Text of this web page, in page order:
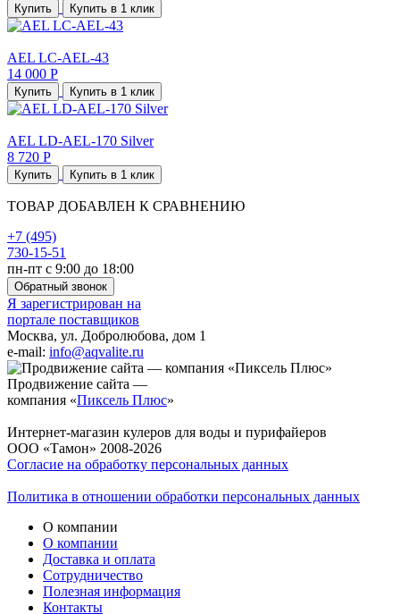
Купить Купить в 1 клик
AEL LC-AEL-43
14 000 Р
Купить Купить в 1 клик
AEL LD-AEL-170 Silver
8 720 Р
Купить Купить в 1 клик
ТОВАР ДОБАВЛЕН К СРАВНЕНИЮ
+7 (495)
730-15-51
пн-пт с 9:00 до 18:00
Обратный звонок
Я зарегистрирован на
портале поставщиков
Москва, ул. Добролюбова, дом 1
e-mail: info@aqvalite.ru
Продвижение сайта —
компания «Пиксель Плюс»
Интернет-магазин кулеров для воды и пурифайеров
ООО «Тамон» 2008-2026
Согласие на обработку персональных данных
Политика в отношении обработки персональных данных
О компании
О компании
Доставка и оплата
Сотрудничество
Полезная информация
Контакты